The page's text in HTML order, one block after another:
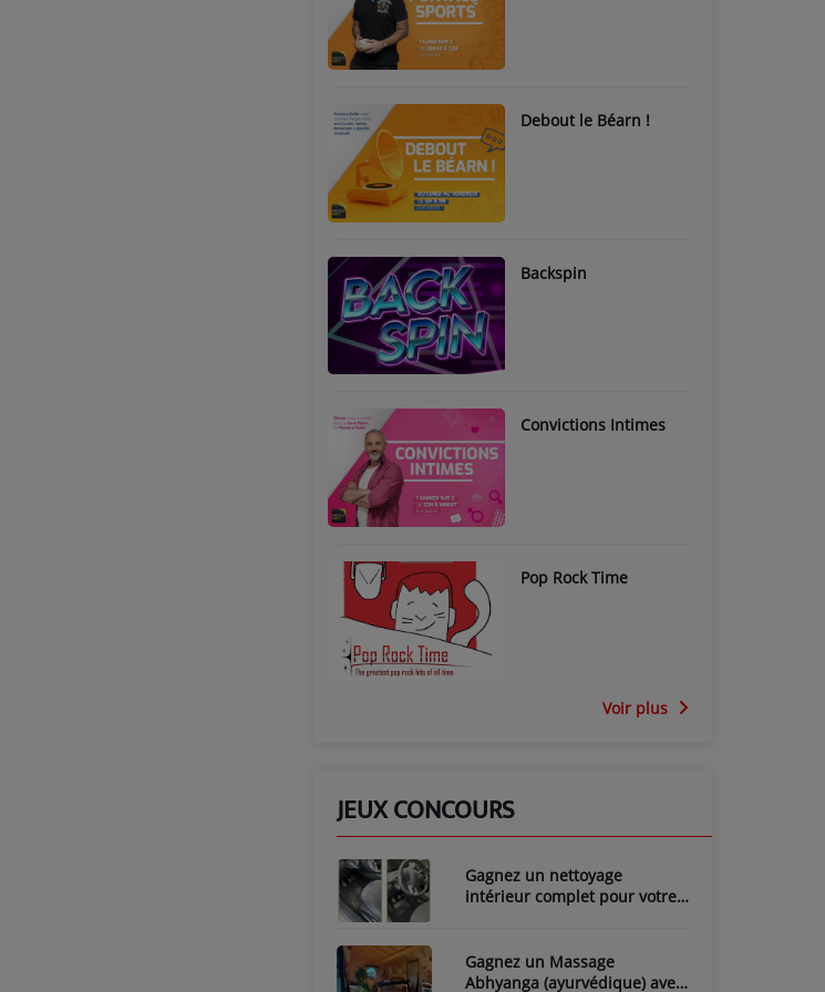
Debout le Béarn !
Backspin
Convictions Intimes
Pop Rock Time
Voir plus
JEUX CONCOURS
Gagnez un nettoyage
intérieur complet pour votre
Gagnez un Massage
Abhyanga (ayurvédique) avec